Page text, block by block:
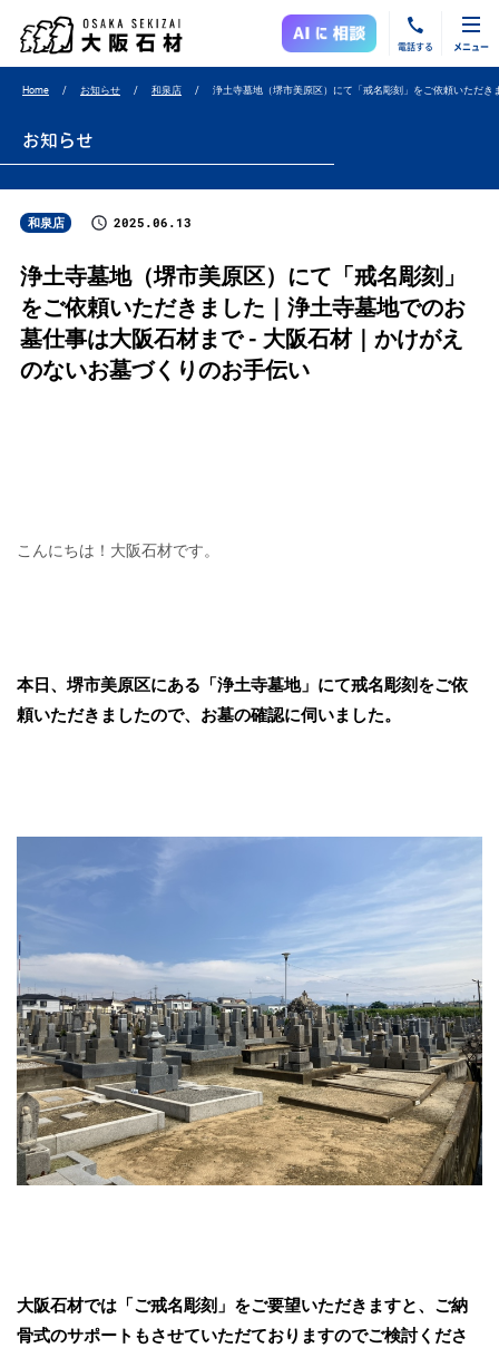
電話する メニュー
Home お知らせ 和泉店 浄土寺墓地（堺市美原区）にて「戒名彫刻」をご依頼いただ
お知らせ
和泉店 2025.06.13
浄土寺墓地（堺市美原区）にて「戒名彫刻」
をご依頼いただきました｜浄土寺墓地でのお
墓仕事は大阪石材まで - 大阪石材｜かけがえ
のないお墓づくりのお手伝い
こんにちは！大阪石材です。
本日、堺市美原区にある「浄土寺墓地」にて戒名彫刻をご依
頼いただきましたので、お墓の確認に伺いました。
大阪石材では「ご戒名彫刻」をご要望いただきますと、ご納
骨式のサポートもさせていただておりますのでご検討くださ